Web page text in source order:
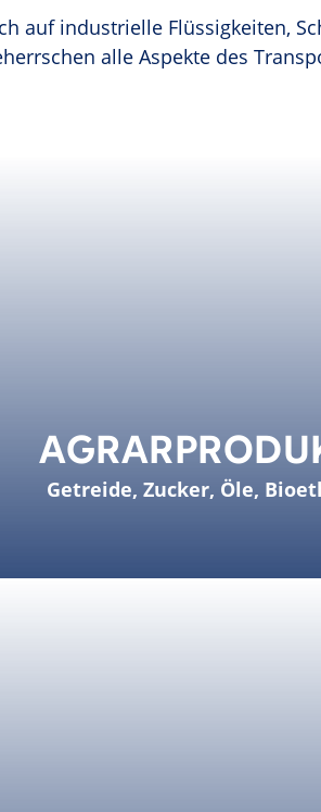
auf industrielle Flüssigkeiten,
alle Aspekte des
Getreide, Zucker, Öle,